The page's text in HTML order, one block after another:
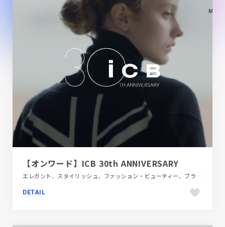
【オンワード】ICB 30th ANNIVERSARY
エレガント、スタイリッシュ、ファッション・ビューティー、ブラック系 、ブランド・サービスサイト、ホワイト系、動画が流れる
DETAIL